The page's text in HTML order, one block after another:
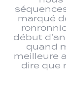
marqué
début
quand
meilleure
dire que